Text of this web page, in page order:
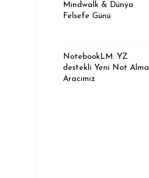
Mindwalk & Dünya
Felsefe Günü
NotebookLM: YZ
destekli Yeni Not Alma
Aracımız